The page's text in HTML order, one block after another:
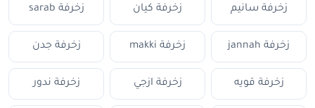
زخرفة سانيم زخرفة كيان زخرفة sarab
زخرفة jannah زخرفة makki زخرفة جدن
زخرفة قويه زخرفة ازجي زخرفة ندور